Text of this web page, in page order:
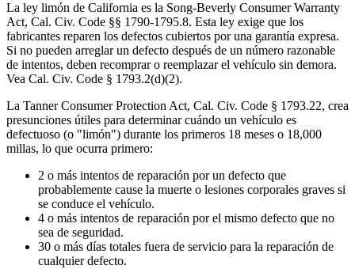
La ley limón de California es la Song-Beverly Consumer Warranty
Act, Cal. Civ. Code §§ 1790-1795.8. Esta ley exige que los
fabricantes reparen los defectos cubiertos por una garantía expresa.
Si no pueden arreglar un defecto después de un número razonable
de intentos, deben recomprar o reemplazar el vehículo sin demora.
Vea Cal. Civ. Code § 1793.2(d)(2).
La Tanner Consumer Protection Act, Cal. Civ. Code § 1793.22, crea
presunciones útiles para determinar cuándo un vehículo es
defectuoso (o "limón") durante los primeros 18 meses o 18,000
millas, lo que ocurra primero:
2 o más intentos de reparación por un defecto que
probablemente cause la muerte o lesiones corporales graves si
se conduce el vehículo.
4 o más intentos de reparación por el mismo defecto que no
sea de seguridad.
30 o más días totales fuera de servicio para la reparación de
cualquier defecto.